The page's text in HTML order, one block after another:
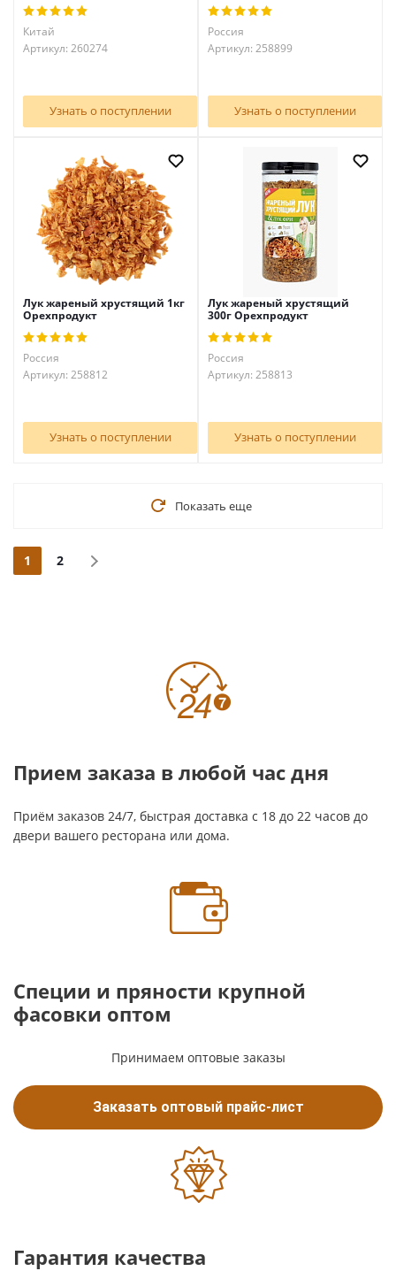
Китай
Артикул: 260274
Узнать о поступлении
Россия
Артикул: 258899
Узнать о поступлении
Лук жареный хрустящий 1кг
Орехпродукт
Россия
Артикул: 258812
Узнать о поступлении
Лук жареный хрустящий
300г Орехпродукт
Россия
Артикул: 258813
Узнать о поступлении
Показать еще
1 2
Прием заказа в любой час дня
Приём заказов 24/7, быстрая доставка с 18 до 22 часов до
двери вашего ресторана или дома.
Специи и пряности крупной
фасовки оптом
Принимаем оптовые заказы
Заказать оптовый прайс-лист
Гарантия качества